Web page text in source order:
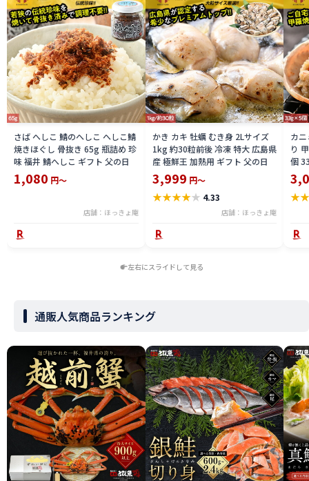
さば へしこ 鯖のへしこ へしこ鯖
焼きほぐし 骨抜き 65g 瓶詰め 珍
味 福井 鯖へしこ ギフト 父の日
1,080 円～
店舗：ほっきょ庵
かき カキ 牡蠣 むき身 2Lサイズ
1kg 約30粒前後 冷凍 特大 広島県
産 極鮮王 加熱用 ギフト 父の日
3,999 円～
★★★★★ 4.33
店舗：ほっきょ庵
カ
り
個
凍
★
左右にスライドして見る
通販人気商品ランキング